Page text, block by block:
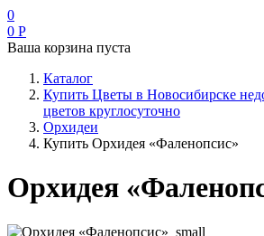
0
0 Р
Ваша корзина пуста
Каталог
Купить Цветы в Новосибирске
цветов круглосуточно
Орхидеи
Купить Орхидея «Фаленопсис»
Орхидея